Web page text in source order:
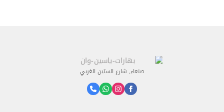
صنعاء, شارع الستين الغربي